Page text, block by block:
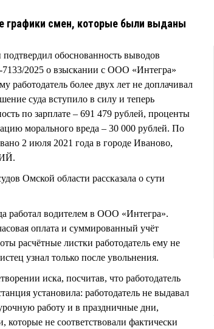
графики смен, которые были выданы
обоснованность выводов
2025 о взыскании с ООО «Интегра»
работодатель более двух лет не доплачивал
суда вступило в силу и теперь
по зарплате – 691 479 рублей, проценты
морального вреда – 30 000 рублей. По
2 июля 2021 года в городе Иваново,
Омской области рассказала о сути
работал водителем в ООО «Интегра».
оплата и суммированный учёт
расчётные листки работодатель ему не
узнал только после увольнения.
иска, посчитав, что работодатель
установила: работодатель не выдавал
работу и в праздничные дни,
которые не соответствовали фактически